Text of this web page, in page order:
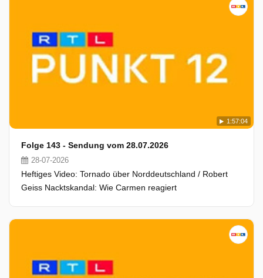
1:57:04
Folge 143 - Sendung vom 28.07.2026
28-07-2026
Heftiges Video: Tornado über Norddeutschland / Robert
Geiss Nacktskandal: Wie Carmen reagiert